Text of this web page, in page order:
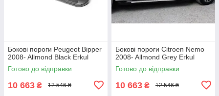
Бокові пороги Peugeot Bipper
2008- Allmond Black Erkul
Готово до відправки
10 663 ₴ 12 546 ₴
Бокові пороги Citroen Nemo
2008- Allmond Grey Erkul
Готово до відправки
10 663 ₴ 12 546 ₴